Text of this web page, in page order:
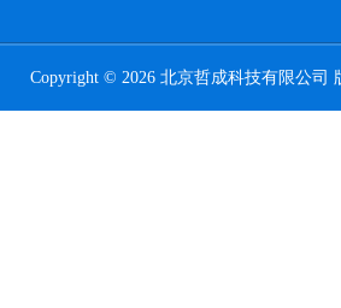
Copyright © 2026 北京哲成科技有限公司